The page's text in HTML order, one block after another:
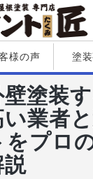
様の声 塗
塗装
業者
プロ
説